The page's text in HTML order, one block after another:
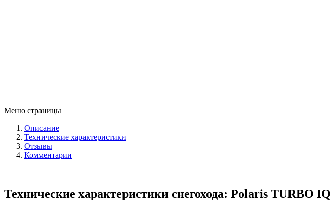
Меню страницы
Описание
Технические характеристики
Отзывы
Комментарии
Технические характеристики снегохода: Polaris TURBO IQ